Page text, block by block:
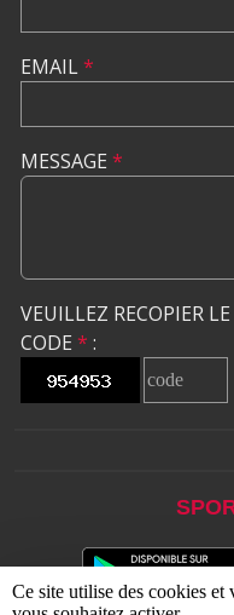
EMAIL*
MESSAGE *
VEUILLEZ RECOPIER LE
CODE * :
Ce site utilise des cookies